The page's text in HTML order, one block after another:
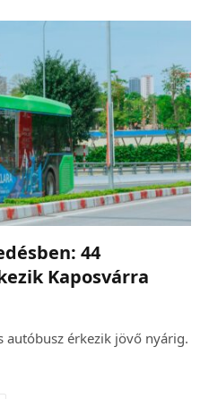
44
Kaposvárra
autóbusz érkezik jövő nyárig.